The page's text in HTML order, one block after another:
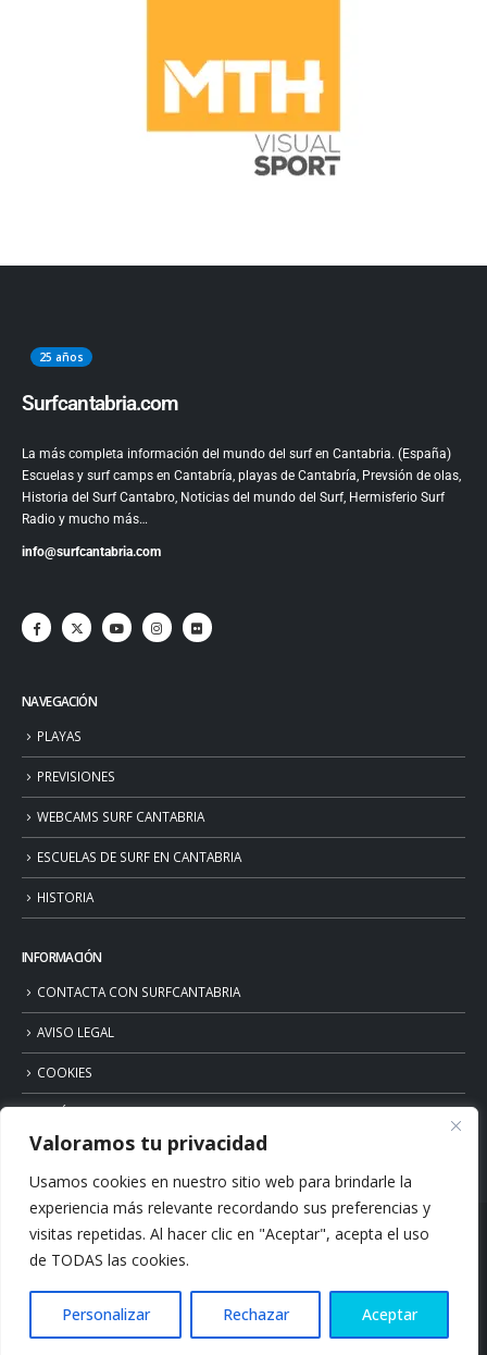
Valoramos tu privacidad
Usamos cookies en nuestro sitio web para brindarle la
experiencia más relevante recordando sus preferencias y
visitas repetidas. Al hacer clic en "Aceptar", acepta el uso
de TODAS las cookies.
Personalizar Rechazar Aceptar
25 años
Surfcantabria.com
La más completa información del mundo del surf en Cantabria. (España)
Escuelas y surf camps en Cantabría, playas de Cantabría, Prevsión de olas,
Historia del Surf Cantabro, Noticias del mundo del Surf, Hermisferio Surf
Radio y mucho más…
info@surfcantabria.com
NAVEGACIÓN
PLAYAS
PREVISIONES
WEBCAMS SURF CANTABRIA
ESCUELAS DE SURF EN CANTABRIA
HISTORIA
INFORMACIÓN
CONTACTA CON SURFCANTABRIA
AVISO LEGAL
COOKIES
POLÍTICA DE PRIVACIDAD
© Copyright 2026. Surfcantabria.com. All Rights Reserved.